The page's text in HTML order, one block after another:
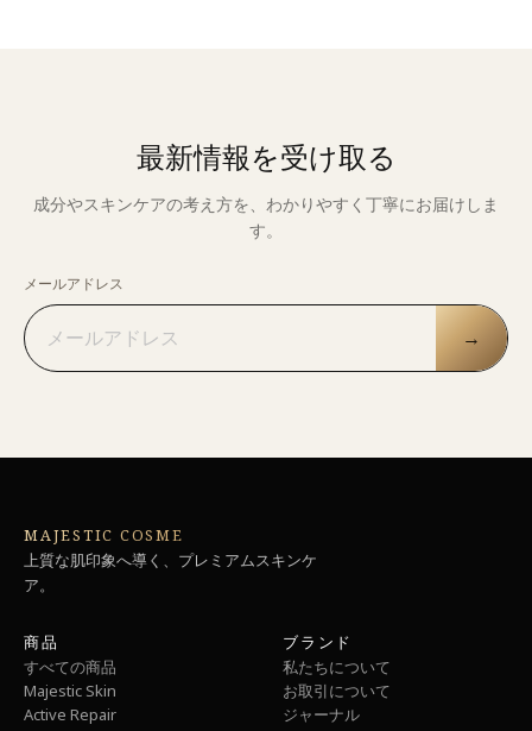
最新情報を受け取る
成分やスキンケアの考え方を、わかりやすく丁寧にお届けしま
す。
メールアドレス
→
MAJESTIC COSME
上質な肌印象へ導く、プレミアムスキンケ
ア。
商品
すべての商品
Majestic Skin
Active Repair
ブランド
私たちについて
お取引について
ジャーナル